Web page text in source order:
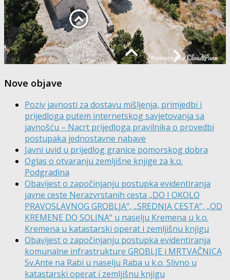
Nove objave
Poziv javnosti za dostavu mišljenja, primjedbi i
prijedloga putem internetskog savjetovanja sa
javnošću – Nacrt prijedloga pravilnika o provedbi
postupaka jednostavne nabave
Javni uvid u prijedlog granice pomorskog dobra
Oglas o otvaranju zemljišne knjige za k.o.
Podgradina
Obavijest o započinjanju postupka evidentiranja
javne ceste Nerazvrstanih cesta „DO I OKOLO
PRAVOSLAVNOG GROBLJA“, „SREDNJA CESTA“, „OD
KREMENE DO SOLINA“ u naselju Kremena u k.o.
Kremena u katastarski operat i zemljišnu knjigu
Obavijest o započinjanju postupka evidentiranja
komunalne infrastrukture GROBLJE i MRTVAČNICA
Sv.Ante na Rabi u naselju Raba u k.o. Slivno u
katastarski operat i zemljišnu knjigu